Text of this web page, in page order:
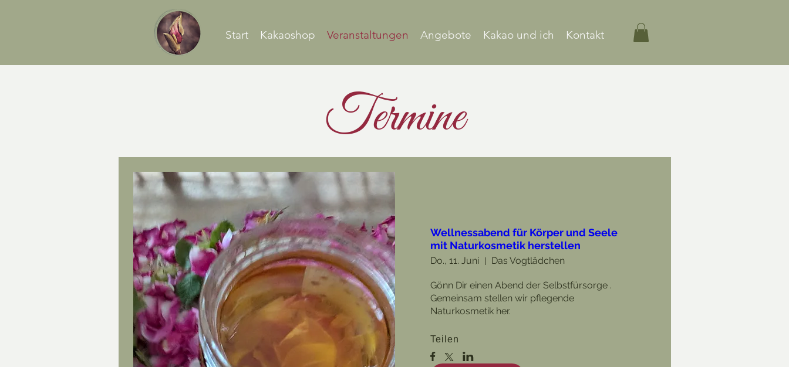
Start Kakaoshop Veranstaltungen Angebote Kakao und ich Kontakt
Termine
Wellnessabend für Körper und Seele
mit Naturkosmetik herstellen
Do., 11. Juni Das Vogtlädchen
Gönn Dir einen Abend der Selbstfürsorge .
Gemeinsam stellen wir pflegende
Naturkosmetik her.
Teilen